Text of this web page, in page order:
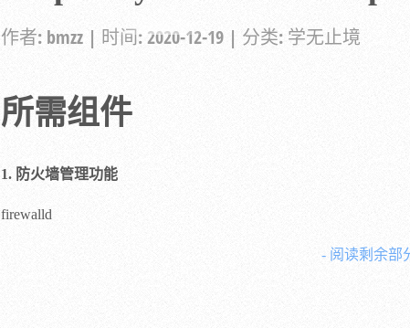
作者: bmzz | 时间:2020-12-19 | 分类: 学无止境
所需组件
1. 防火墙管理功能
firewalld
- 阅读剩余部